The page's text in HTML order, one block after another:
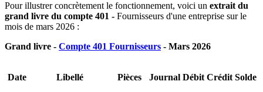
Pour illustrer concrètement le fonctionnement, voici un extrait du
grand livre du compte 401 - Fournisseurs d'une entreprise sur le
mois de mars 2026 :
Grand livre - Compte 401 Fournisseurs - Mars 2026
Date Libellé Pièces Journal Débit Crédit Solde